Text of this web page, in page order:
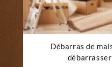
Débarras de